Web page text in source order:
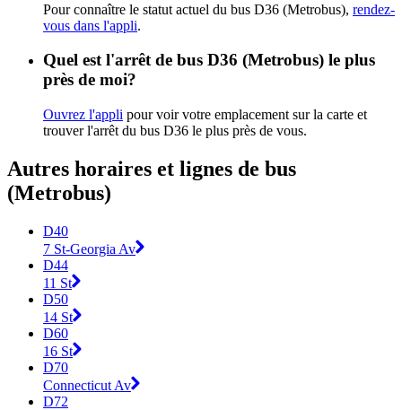
Pour connaître le statut actuel du bus D36 (Metrobus), rendez-
vous dans l'appli.
Quel est l'arrêt de bus D36 (Metrobus) le plus
près de moi?
Ouvrez l'appli pour voir votre emplacement sur la carte et
trouver l'arrêt du bus D36 le plus près de vous.
Autres horaires et lignes de bus
(Metrobus)
D40
7 St-Georgia Av
D44
11 St
D50
14 St
D60
16 St
D70
Connecticut Av
D72